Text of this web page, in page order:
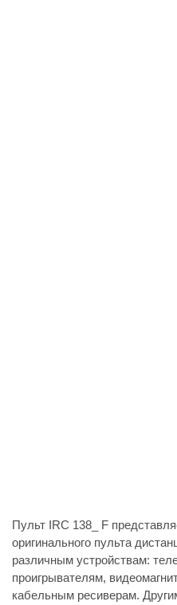
Пульт IRC 138_ F
оригинального пульта
различным устройствам:
проигрывателям,
кабельным ресиверам.